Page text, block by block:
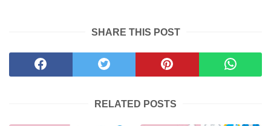
SHARE THIS POST
RELATED POSTS